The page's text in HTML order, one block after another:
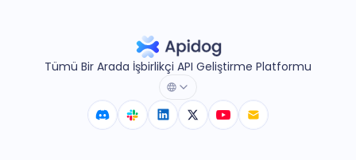
Tümü Bir Arada İşbirlikçi API Geliştirme Platformu